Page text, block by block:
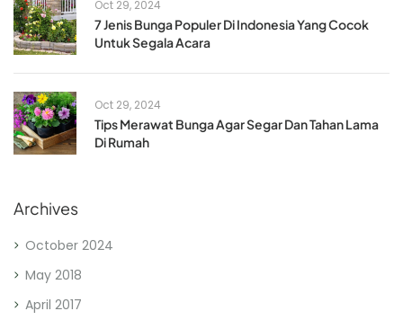
Oct 29, 2024
7 Jenis Bunga Populer Di Indonesia Yang Cocok
Untuk Segala Acara
Oct 29, 2024
Tips Merawat Bunga Agar Segar Dan Tahan Lama
Di Rumah
Archives
October 2024
May 2018
April 2017